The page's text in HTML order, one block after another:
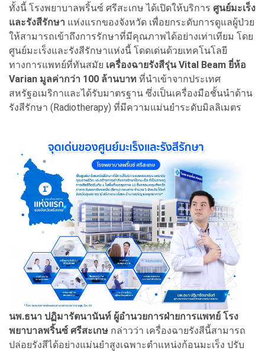
ทั้งนี้ โรงพยาบาลพริ้นซ์ ศรีสะเกษ ได้เปิดให้บริการ ศูนย์มะเร็ง
และรังสีรักษา แห่งแรกของจังหวัด เพื่อยกระดับการดูแลผู้ป่วย
ให้สามารถเข้าถึงการรักษาที่มีคุณภาพได้อย่างเท่าเทียม โดย
ศูนย์มะเร็งและรังสีรักษาแห่งนี้ โดดเด่นด้วยเทคโนโลยี
ทางการแพทย์ที่ทันสมัย เครื่องฉายรังสีรุ่น Vital Beam ยี่ห้อ
Varian มูลค่ากว่า 100 ล้านบาท ที่นำเข้าจากประเทศ
สหรัฐอเมริกาและได้รับมาตรฐาน ซึ่งเป็นเครื่องมือชั้นนำด้าน
รังสีรักษา (Radiotherapy) ที่มีความแม่นยำระดับมิลลิเมตร
นพ.ธนา ปฏิมารัตนานันท์ ผู้อำนวยการฝ่ายการแพทย์ โรง
พยาบาลพริ้นซ์ ศรีสะเกษ กล่าวว่า เครื่องฉายรังสีนี้สามารถ
ปล่อยรังสีได้อย่างแม่นยำสูงเฉพาะตำแหน่งก้อนมะเร็ง ปรับ